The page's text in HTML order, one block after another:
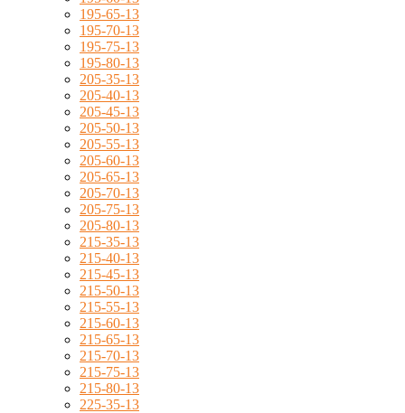
195-65-13
195-70-13
195-75-13
195-80-13
205-35-13
205-40-13
205-45-13
205-50-13
205-55-13
205-60-13
205-65-13
205-70-13
205-75-13
205-80-13
215-35-13
215-40-13
215-45-13
215-50-13
215-55-13
215-60-13
215-65-13
215-70-13
215-75-13
215-80-13
225-35-13